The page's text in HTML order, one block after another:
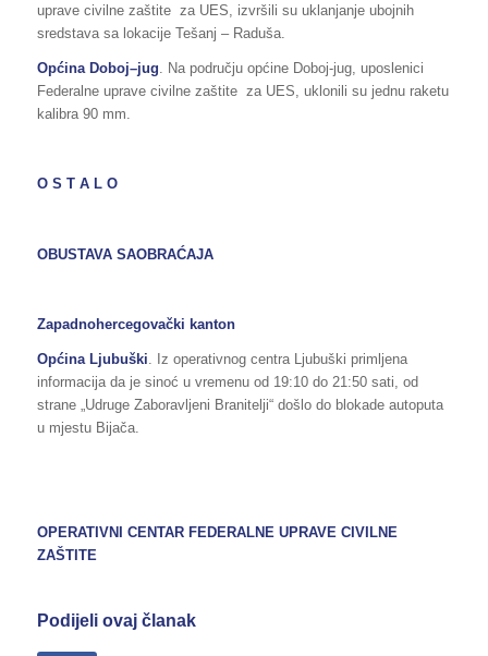
uprave civilne zaštite za UES, izvršili su uklanjanje ubojnih
sredstava sa lokacije Tešanj – Raduša.
Općina Doboj–jug. Na području općine Doboj-jug, uposlenici
Federalne uprave civilne zaštite za UES, uklonili su jednu raketu
kalibra 90 mm.
O S T A L O
OBUSTAVA SAOBRAĆAJA
Zapadnohercegovački kanton
Općina Ljubuški . Iz operativnog centra Ljubuški primljena
informacija da je sinoć u vremenu od 19:10 do 21:50 sati, od
strane „Udruge Zaboravljeni Branitelji“ došlo do blokade autoputa
u mjestu Bijača.
OPERATIVNI CENTAR FEDERALNE UPRAVE CIVILNE
ZAŠTITE
Podijeli ovaj članak